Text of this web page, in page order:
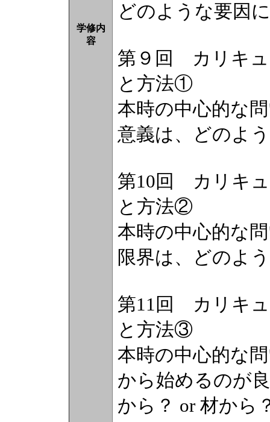
学修内
容
どのような要因
第９回 カリキュ
と方法①
本時の中心的な
意義は、どのよ
第10回 カリキ
と方法②
本時の中心的な
限界は、どのよ
第11回 カリキ
と方法③
本時の中心的な
から始めるのが
から？ or 材か